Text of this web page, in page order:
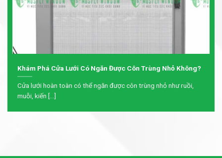
Khám Phá Cửa Lưới Có Ngăn Được Côn Trùng Nhỏ Không?
Cửa lưới hoàn toàn có thể ngăn được côn trùng nhỏ như ruồi,
muỗi, kiến [...]